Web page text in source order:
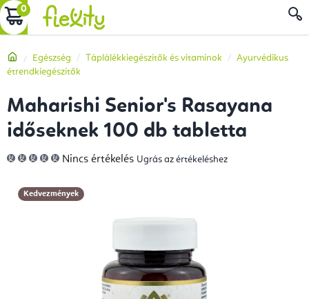
Ugrás
a
tartalomhoz
KOSÁR
Kezdőlap
Egészség Táplálékkiegészítők és vitaminok
Ayurvédikus
étrendkiegészítők
Maharishi Senior's Rasayana
időseknek 100 db tabletta
A
termék
5-
ből
0,0
Nincs értékelés Ugrás az értékeléshez
Kedvezmények